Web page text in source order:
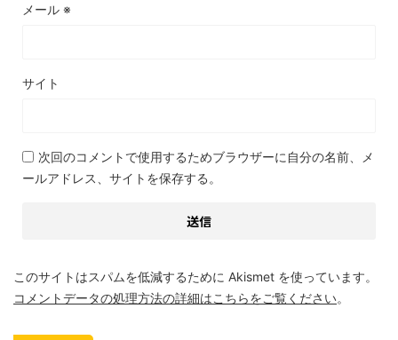
メール ※
サイト
次回のコメントで使用するためブラウザーに自分の名前、メ
ールアドレス、サイトを保存する。
このサイトはスパムを低減するために Akismet を使っています。
コメントデータの処理方法の詳細はこちらをご覧ください。